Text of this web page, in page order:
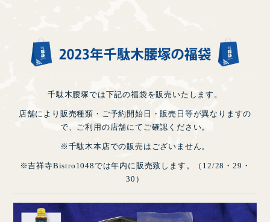
千駄木腰塚では下記の福袋を販売いたします。
店舗により販売種類・ご予約開始日・販売日等が異なりますの
で、ご利用の店舗にてご確認ください。
※千駄木本店での販売はございません。
※吉祥寺Bistro1048では年内に販売致します。（12/28・29・
30）